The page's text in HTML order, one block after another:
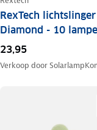
RexTech lichtslinger
Diamond - 10
23,95
Verkoop door